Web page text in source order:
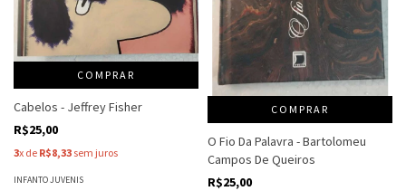
COMPRAR
Cabelos - Jeffrey Fisher
R$25,00
3x de R$8,33 sem juros
INFANTO JUVENIS
COMPRAR
O Fio Da Palavra - Bartolomeu
Campos De Queiros
R$25,00